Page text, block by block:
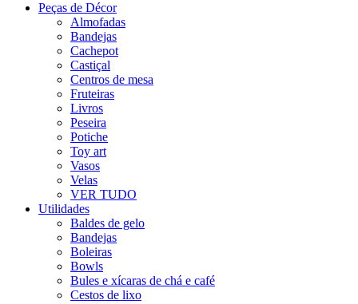
Peças de Décor
Almofadas
Bandejas
Cachepot
Castiçal
Centros de mesa
Fruteiras
Livros
Peseira
Potiche
Toy art
Vasos
Velas
VER TUDO
Utilidades
Baldes de gelo
Bandejas
Boleiras
Bowls
Bules e xícaras de chá e café
Cestos de lixo